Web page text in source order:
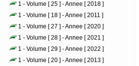
1 - Volume [ 25 ] - Annee [ 2018 ]
1 - Volume [ 18 ] - Annee [ 2011 ]
1 - Volume [ 27 ] - Annee [ 2020 ]
1 - Volume [ 28 ] - Annee [ 2021 ]
1 - Volume [ 29 ] - Annee [ 2022 ]
1 - Volume [ 20 ] - Annee [ 2013 ]